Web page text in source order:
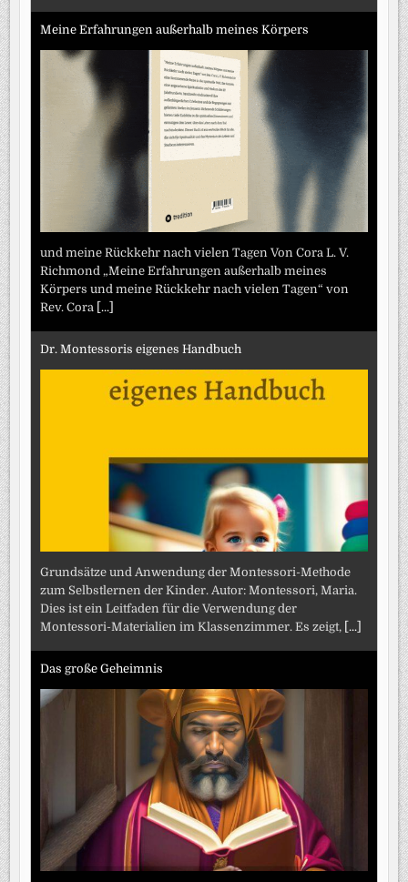
Meine Erfahrungen außerhalb meines Körpers
und meine Rückkehr nach vielen Tagen Von Cora L. V.
Richmond „Meine Erfahrungen außerhalb meines
Körpers und meine Rückkehr nach vielen Tagen“ von
Rev. Cora [...]
Dr. Montessoris eigenes Handbuch
Grundsätze und Anwendung der Montessori-Methode
zum Selbstlernen der Kinder. Autor: Montessori, Maria.
Dies ist ein Leitfaden für die Verwendung der
Montessori-Materialien im Klassenzimmer. Es zeigt, [...]
Das große Geheimnis